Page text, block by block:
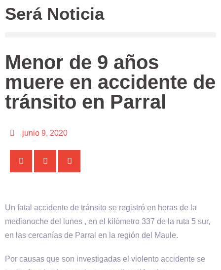
Será Noticia
Menor de 9 años
muere en accidente de
tránsito en Parral
junio 9, 2020
Un fatal accidente de tránsito se registró en horas de la
medianoche del lunes , en el kilómetro 337 de la ruta 5 sur,
en las cercanías de Parral en la región del Maule.
Por causas que son investigadas el violento accidente se